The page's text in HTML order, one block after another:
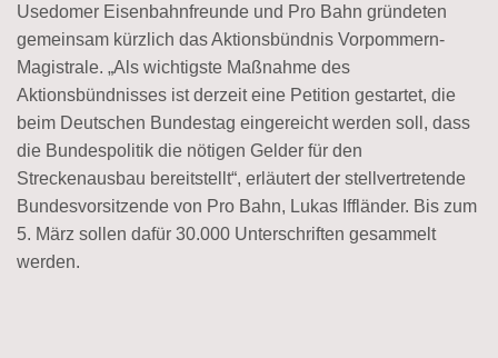
Usedomer Eisenbahnfreunde und Pro Bahn gründeten
gemeinsam kürzlich das Aktionsbündnis Vorpommern-
Magistrale. „Als wichtigste Maßnahme des
Aktionsbündnisses ist derzeit eine Petition gestartet, die
beim Deutschen Bundestag eingereicht werden soll, dass
die Bundespolitik die nötigen Gelder für den
Streckenausbau bereitstellt“, erläutert der stellvertretende
Bundesvorsitzende von Pro Bahn, Lukas Iffländer. Bis zum
5. März sollen dafür 30.000 Unterschriften gesammelt
werden.